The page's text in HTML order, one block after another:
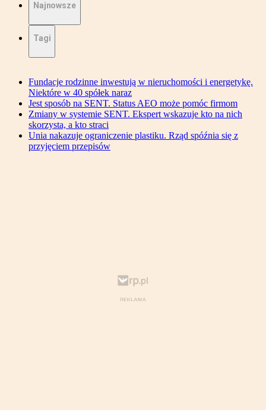
Najnowsze
Tagi
Fundacje rodzinne inwestują w nieruchomości i energetykę.
Niektóre w 40 spółek naraz
Jest sposób na SENT. Status AEO może pomóc firmom
Zmiany w systemie SENT. Ekspert wskazuje kto na nich
skorzysta, a kto straci
Unia nakazuje ograniczenie plastiku. Rząd spóźnia się z
przyjęciem przepisów